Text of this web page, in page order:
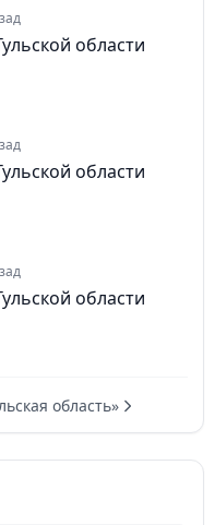
области
области
области
область»